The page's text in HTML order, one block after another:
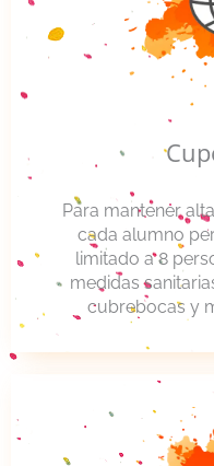
Para mantener
cada alumno
limitado a 8
medidas
cubrebocas y